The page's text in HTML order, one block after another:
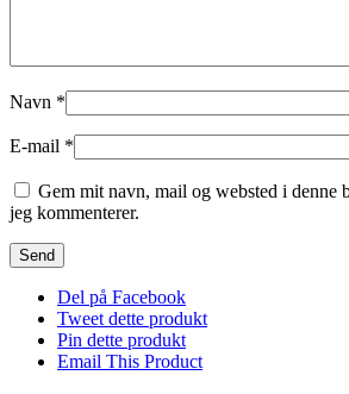
Navn *
E-mail *
Gem mit navn, mail og websted i denne
jeg kommenterer.
Del på Facebook
Tweet dette produkt
Pin dette produkt
Email This Product